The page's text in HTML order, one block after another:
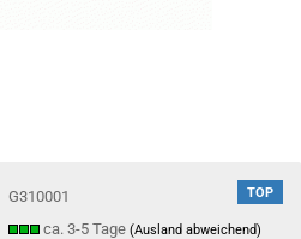
TOP
G310001
ca. 3-5 Tage(Ausland abweichend)